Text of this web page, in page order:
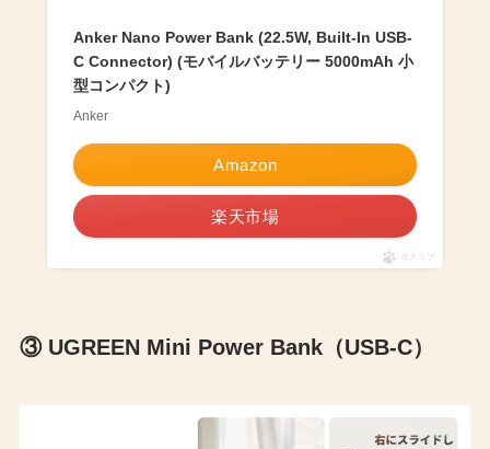
Anker Nano Power Bank (22.5W, Built-In USB-
C Connector) (モバイルバッテリー 5000mAh 小
型コンパクト)
Anker
Amazon
楽天市場
ポチップ
③ UGREEN Mini Power Bank（USB-C）